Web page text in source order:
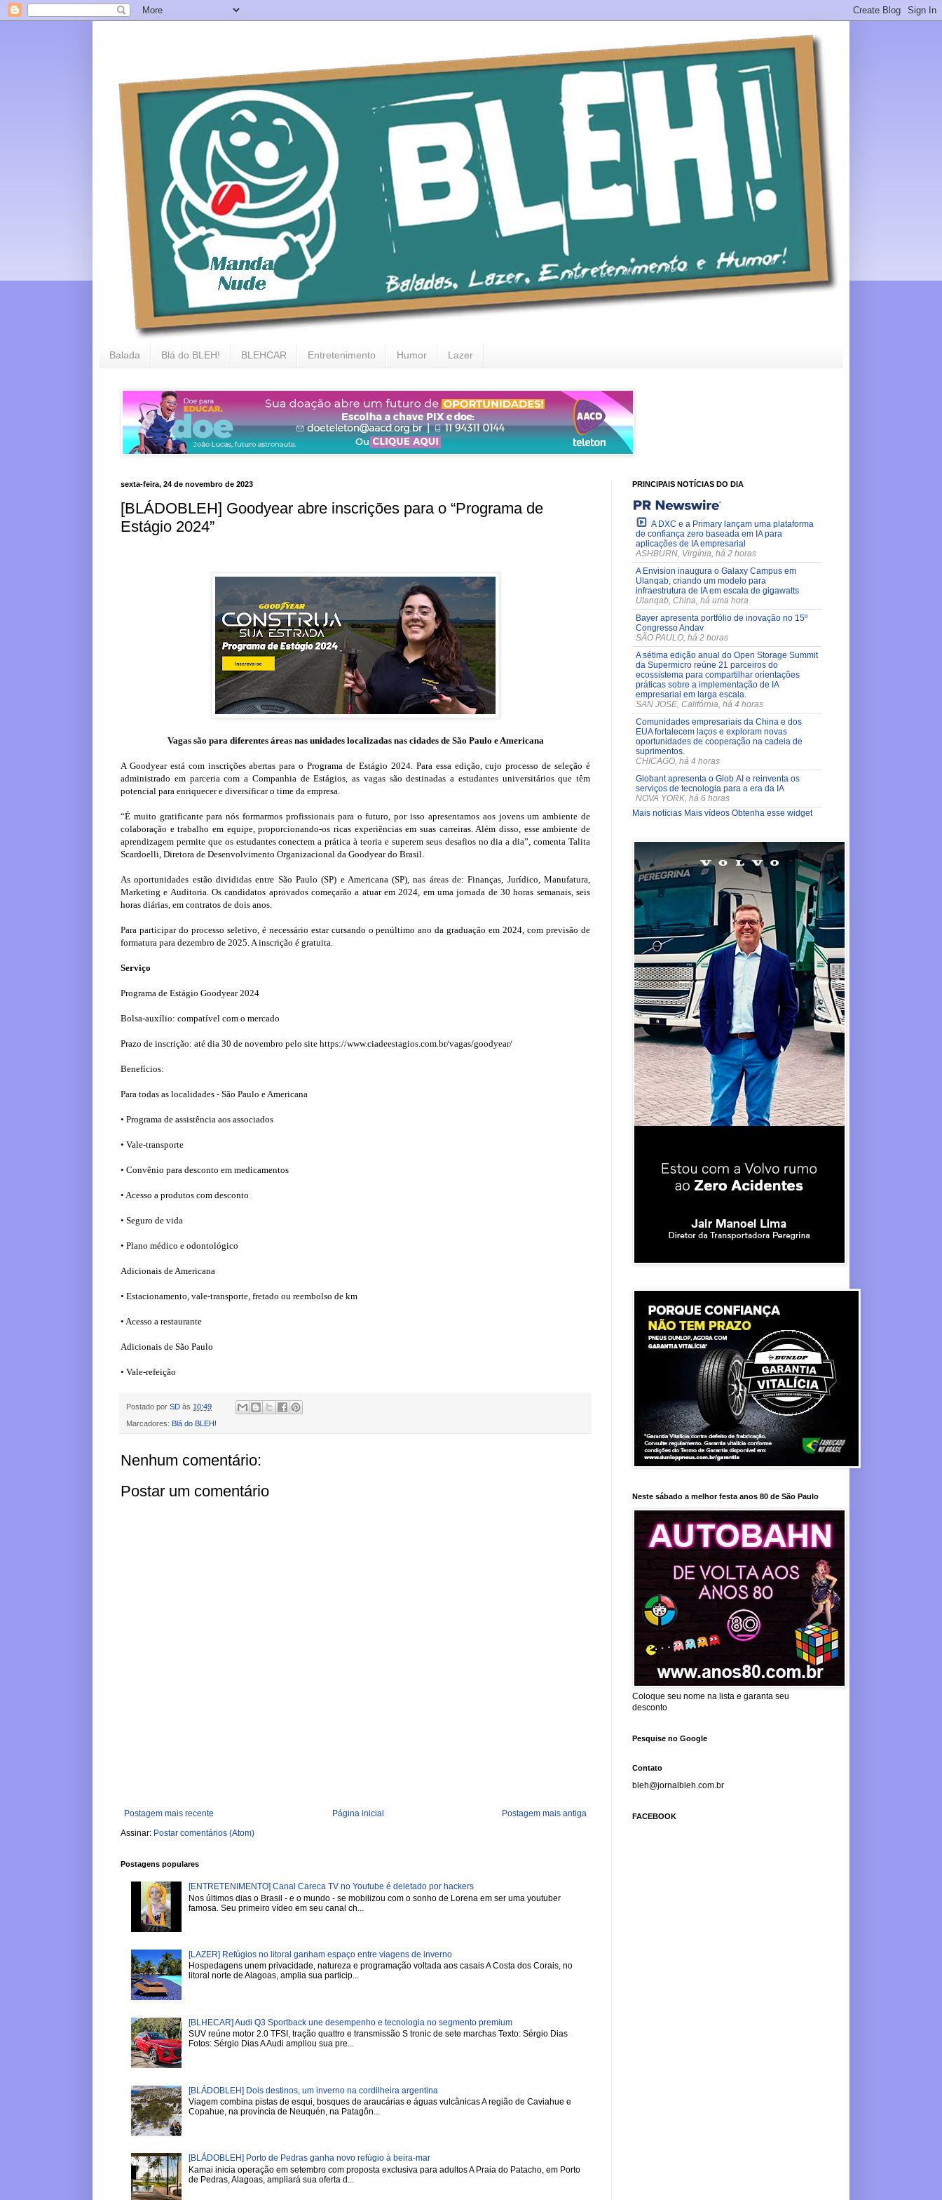
Balada Blá do BLEH! BLEHCAR Entretenimento Humor Lazer
sexta-feira, 24 de novembro de 2023
[BLÁDOBLEH] Goodyear abre inscrições para o “Programa de
Estágio 2024”
Vagas são para diferentes áreas nas unidades localizadas nas cidades de São Paulo e Americana
A Goodyear está com inscrições abertas para o Programa de Estágio 2024. Para essa edição, cujo processo de seleção é
administrado em parceria com a Companhia de Estágios, as vagas são destinadas a estudantes universitários que têm
potencial para enriquecer e diversificar o time da empresa.
“É muito gratificante para nós formarmos profissionais para o futuro, por isso apresentamos aos jovens um ambiente de
colaboração e trabalho em equipe, proporcionando-os ricas experiências em suas carreiras. Além disso, esse ambiente de
aprendizagem permite que os estudantes conectem a prática à teoria e superem seus desafios no dia a dia”, comenta Talita
Scardoelli, Diretora de Desenvolvimento Organizacional da Goodyear do Brasil.
As oportunidades estão divididas entre São Paulo (SP) e Americana (SP), nas áreas de: Finanças, Jurídico, Manufatura,
Marketing e Auditoria. Os candidatos aprovados começarão a atuar em 2024, em uma jornada de 30 horas semanais, seis
horas diárias, em contratos de dois anos.
Para participar do processo seletivo, é necessário estar cursando o penúltimo ano da graduação em 2024, com previsão de
formatura para dezembro de 2025. A inscrição é gratuita.
Serviço
Programa de Estágio Goodyear 2024
Bolsa-auxílio: compatível com o mercado
Prazo de inscrição: até dia 30 de novembro pelo site https://www.ciadeestagios.com.br/vagas/goodyear/
Benefícios:
Para todas as localidades - São Paulo e Americana
• Programa de assistência aos associados
• Vale-transporte
• Convênio para desconto em medicamentos
• Acesso a produtos com desconto
• Seguro de vida
• Plano médico e odontológico
Adicionais de Americana
• Estacionamento, vale-transporte, fretado ou reembolso de km
• Acesso a restaurante
Adicionais de São Paulo
• Vale-refeição
Postado por SD às 10:49
Marcadores: Blá do BLEH!
Nenhum comentário:
Postar um comentário
Postagem mais recente Postagem mais antiga
Página inicial
Assinar: Postar comentários (Atom)
Postagens populares
[ENTRETENIMENTO] Canal Careca TV no Youtube é deletado por hackers
Nos últimos dias o Brasil - e o mundo - se mobilizou com o sonho de Lorena em ser uma youtuber
famosa. Seu primeiro vídeo em seu canal ch...
[LAZER] Refúgios no litoral ganham espaço entre viagens de inverno
Hospedagens unem privacidade, natureza e programação voltada aos casais A Costa dos Corais, no
litoral norte de Alagoas, amplia sua particip...
[BLHECAR] Audi Q3 Sportback une desempenho e tecnologia no segmento premium
SUV reúne motor 2.0 TFSI, tração quattro e transmissão S tronic de sete marchas Texto: Sérgio Dias
Fotos: Sérgio Dias A Audi ampliou sua pre...
[BLÁDOBLEH] Dois destinos, um inverno na cordilheira argentina
Viagem combina pistas de esqui, bosques de araucárias e águas vulcânicas A região de Caviahue e
Copahue, na província de Neuquén, na Patagôn...
[BLÁDOBLEH] Porto de Pedras ganha novo refúgio à beira-mar
Kamai inicia operação em setembro com proposta exclusiva para adultos A Praia do Patacho, em Porto
de Pedras, Alagoas, ampliará sua oferta d...
PRINCIPAIS NOTÍCIAS DO DIA
A DXC e a Primary lançam uma plataforma
de confiança zero baseada em IA para
aplicações de IA empresarial
ASHBURN, Virgínia, há 2 horas
A Envision inaugura o Galaxy Campus em
Ulanqab, criando um modelo para
infraestrutura de IA em escala de gigawatts
Ulanqab, China, há uma hora
Bayer apresenta portfólio de inovação no 15º
Congresso Andav
SÃO PAULO, há 2 horas
A sétima edição anual do Open Storage Summit
da Supermicro reúne 21 parceiros do
ecossistema para compartilhar orientações
práticas sobre a implementação de IA
empresarial em larga escala.
SAN JOSE, Califórnia, há 4 horas
Comunidades empresariais da China e dos
EUA fortalecem laços e exploram novas
oportunidades de cooperação na cadeia de
suprimentos.
CHICAGO, há 4 horas
Globant apresenta o Glob.AI e reinventa os
serviços de tecnologia para a era da IA
NOVA YORK, há 6 horas
Mais notícias Mais vídeos Obtenha esse widget
Neste sábado a melhor festa anos 80 de São Paulo
Coloque seu nome na lista e garanta seu
desconto
Pesquise no Google
Contato
bleh@jornalbleh.com.br
FACEBOOK